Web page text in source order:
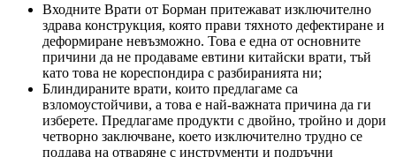
Входните Врати от Борман притежават изключително
здрава конструкция, която прави тяхното дефектиране и
деформиране невъзможно. Това е една от основните
причини да не продаваме евтини китайски врати, тъй
като това не кореспондира с разбиранията ни;
Блиндираните врати, които предлагаме са
взломоустойчиви, а това е най-важната причина да ги
изберете. Предлагаме продукти с двойно, тройно и дори
четворно заключване, което изключително трудно се
поддава на отваряне с инструменти и подръчни